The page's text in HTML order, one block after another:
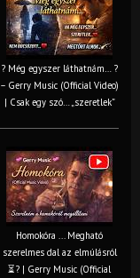
? Még egyszer láthatnám… ?
– Gerry Music (Official Video)
| Csak egy szó… „szeretlek”
Homokóra ... Megható
szerelmes dal az elmúlásról
⏳? | Gerry Music (Official